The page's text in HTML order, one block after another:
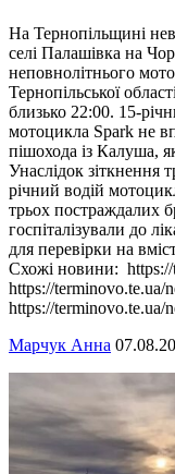
На Тернопільщині
селі Палашівка на
неповнолітнього
Тернопільської
близько 22:00. 15-
мотоцикла Spark не
пішохода із Калуша,
Унаслідок зіткнення
річний водій
трьох постраждалих
госпіталізували до
для перевірки на
Схожі новини: https://
https://terminovo.te.ua/
https://terminovo.te.ua/
Марчук Анна